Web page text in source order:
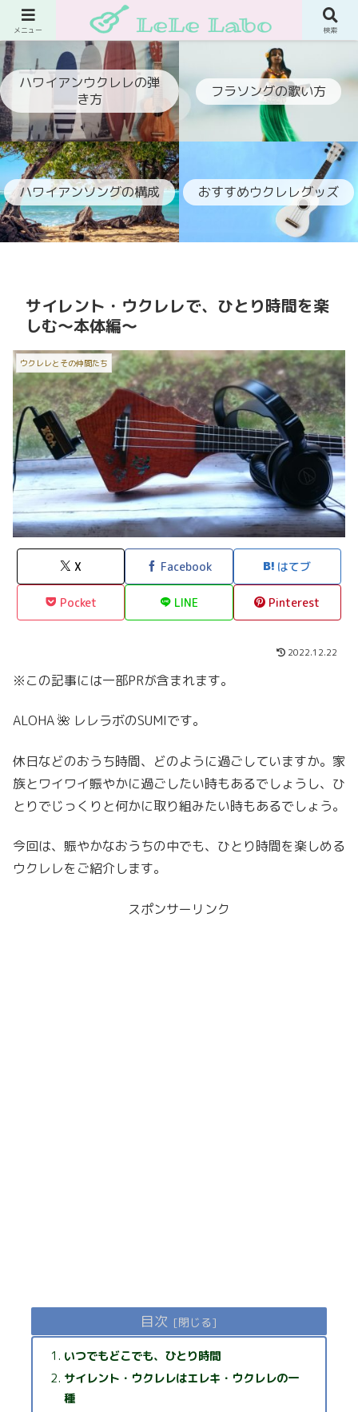
ウクレレでフラ伴奏ができるようになるブログ
ハワイアンウクレレの弾
き方
フラソングの歌い方
ハワイアンソングの構成 おすすめウクレレグッズ
サイレント・ウクレレで、ひとり時間を楽
しむ〜本体編〜
ウクレレとその仲間たち
X Facebook はてブ
Pocket LINE Pinterest
2022.12.22
※この記事には一部PRが含まれます。
ALOHA 🌺 レレラボのSUMIです。
休日などのおうち時間、どのように過ごしていますか。家
族とワイワイ賑やかに過ごしたい時もあるでしょうし、ひ
とりでじっくりと何かに取り組みたい時もあるでしょう。
今回は、賑やかなおうちの中でも、ひとり時間を楽しめる
ウクレレをご紹介します。
スポンサーリンク
目次
いつでもどこでも、ひとり時間
サイレント・ウクレレはエレキ・ウクレレの一
種
メニュー 検索